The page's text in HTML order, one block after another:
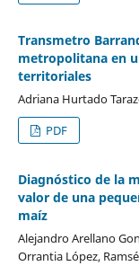
Transmetro
metropolitana en
territoriales
Adriana Hurtado
PDF
Diagnóstico de la
valor de una
maíz
Alejandro Arellano
Orrantia López,